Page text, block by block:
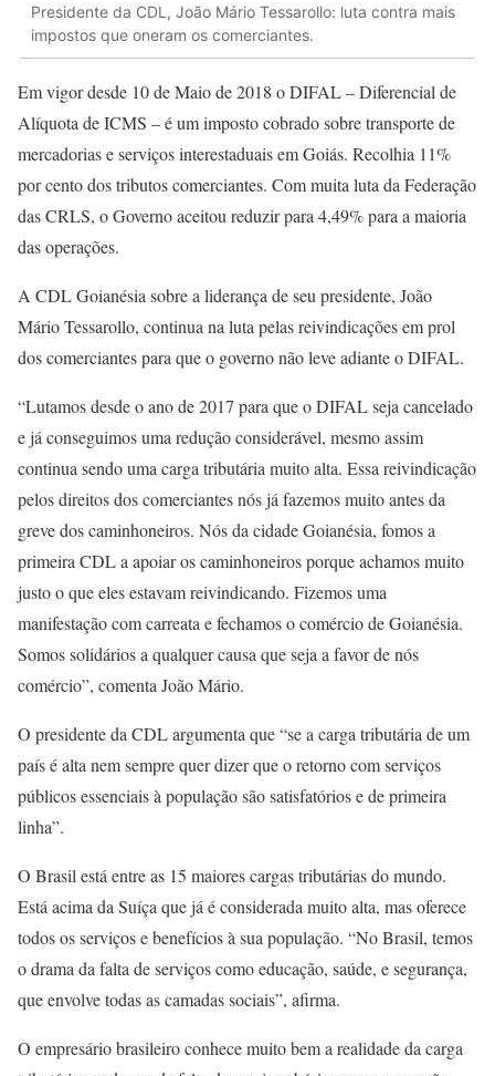
Presidente da CDL, João Mário Tessarollo: luta contra mais
impostos que oneram os comerciantes.
Em vigor desde 10 de Maio de 2018 o DIFAL – Diferencial de
Alíquota de ICMS – é um imposto cobrado sobre transporte de
mercadorias e serviços interestaduais em Goiás. Recolhia 11%
por cento dos tributos comerciantes. Com muita luta da Federação
das CRLS, o Governo aceitou reduzir para 4,49% para a maioria
das operações.
A CDL Goianésia sobre a liderança de seu presidente, João
Mário Tessarollo, continua na luta pelas reivindicações em prol
dos comerciantes para que o governo não leve adiante o DIFAL.
“Lutamos desde o ano de 2017 para que o DIFAL seja cancelado
e já conseguimos uma redução considerável, mesmo assim
continua sendo uma carga tributária muito alta. Essa reivindicação
pelos direitos dos comerciantes nós já fazemos muito antes da
greve dos caminhoneiros. Nós da cidade Goianésia, fomos a
primeira CDL a apoiar os caminhoneiros porque achamos muito
justo o que eles estavam reivindicando. Fizemos uma
manifestação com carreata e fechamos o comércio de Goianésia.
Somos solidários a qualquer causa que seja a favor de nós
comércio”, comenta João Mário.
O presidente da CDL argumenta que “se a carga tributária de um
país é alta nem sempre quer dizer que o retorno com serviços
públicos essenciais à população são satisfatórios e de primeira
linha”.
O Brasil está entre as 15 maiores cargas tributárias do mundo.
Está acima da Suíça que já é considerada muito alta, mas oferece
todos os serviços e benefícios à sua população. “No Brasil, temos
o drama da falta de serviços como educação, saúde, e segurança,
que envolve todas as camadas sociais”, afirma.
O empresário brasileiro conhece muito bem a realidade da carga